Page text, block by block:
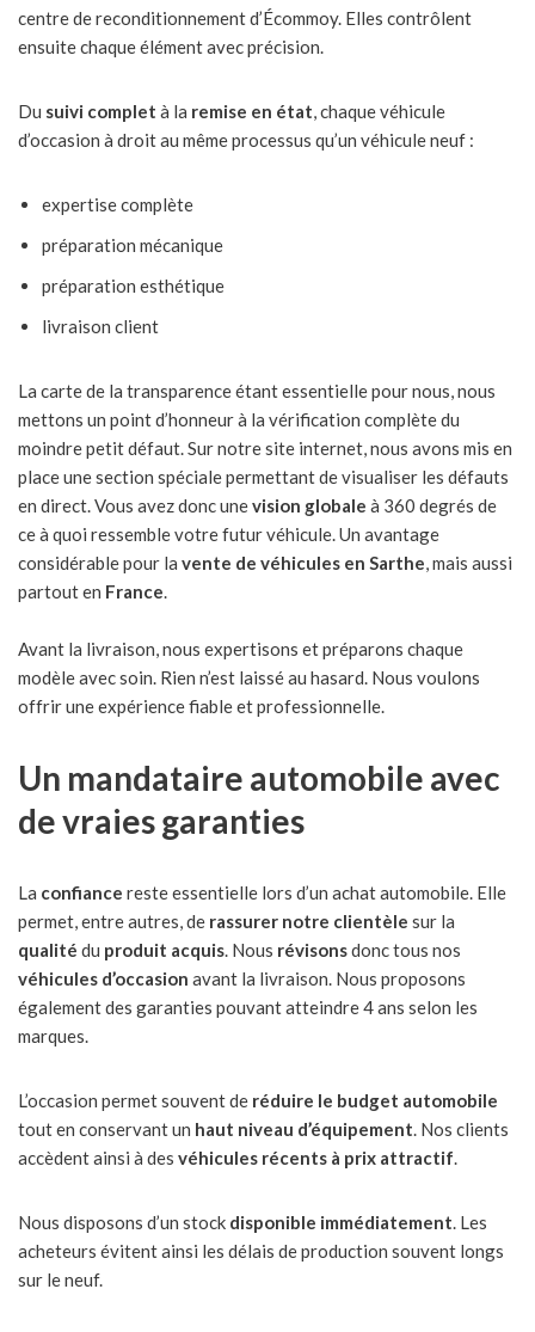
centre de reconditionnement d’Écommoy. Elles contrôlent
ensuite chaque élément avec précision.
Du suivi complet à la remise en état , chaque véhicule
d’occasion à droit au même processus qu’un véhicule neuf :
expertise complète
préparation mécanique
préparation esthétique
livraison client
La carte de la transparence étant essentielle pour nous, nous
mettons un point d’honneur à la vérification complète du
moindre petit défaut. Sur notre site internet, nous avons mis en
place une section spéciale permettant de visualiser les défauts
en direct. Vous avez donc unevision globale à 360 degrés de
ce à quoi ressemble votre futur véhicule. Un avantage
considérable pour la vente de véhicules en Sarthe , mais aussi
partout en France
Avant la livraison, nous expertisons et préparons chaque
modèle avec soin. Rien n’est laissé au hasard. Nous voulons
offrir une expérience fiable et professionnelle.
Un mandataire automobile avec
de vraies garanties
La confiance reste essentielle lors d’un achat automobile. Elle
permet, entre autres, de rassurer notre clientèle sur la
qualité du produit acquis . Nous révisonsdonc tous nos
véhicules d’occasion avant la livraison. Nous proposons
également des garanties pouvant atteindre 4 ans selon les
marques.
L’occasion permet souvent de réduire le budget automobile
tout en conservant un haut niveau d’équipement . Nos clients
accèdent ainsi à des véhicules récents à prix attractif
Nous disposons d’un stock disponible immédiatement . Les
acheteurs évitent ainsi les délais de production souvent longs
sur le neuf.